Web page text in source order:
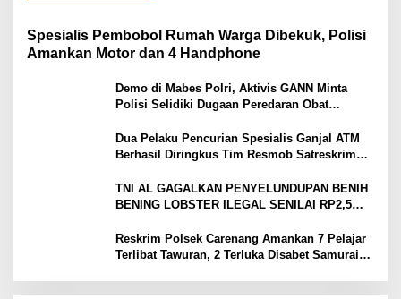
Spesialis Pembobol Rumah Warga Dibekuk, Polisi
Amankan Motor dan 4 Handphone
Demo di Mabes Polri, Aktivis GANN Minta
Polisi Selidiki Dugaan Peredaran Obat
Dua Pelaku Pencurian Spesialis Ganjal ATM
Berhasil Diringkus Tim Resmob Satreskrim
TNI AL GAGALKAN PENYELUNDUPAN BENIH
BENING LOBSTER ILEGAL SENILAI RP2,5
Reskrim Polsek Carenang Amankan 7 Pelajar
Terlibat Tawuran, 2 Terluka Disabet Samurai